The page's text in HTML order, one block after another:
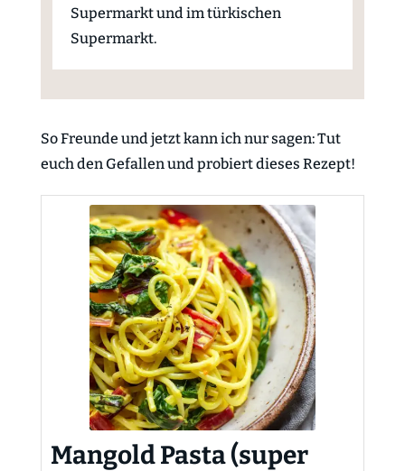
Supermarkt und im türkischen
Supermarkt.
So Freunde und jetzt kann ich nur sagen: Tut
euch den Gefallen und probiert dieses Rezept!
Mangold Pasta (super